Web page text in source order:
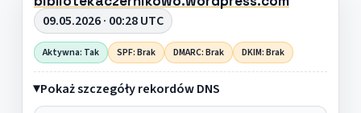
09.05.2026 · 00:28 UTC
Aktywna: Tak SPF: Brak DMARC: Brak DKIM: Brak
Pokaż szczegóły rekordów DNS